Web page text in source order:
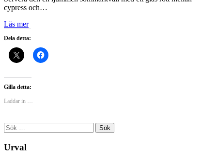
cypress och…
Läs mer
Dela detta:
Gilla detta:
Laddar in …
Sök
efter:
Urval